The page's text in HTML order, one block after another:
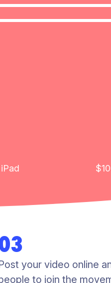
iPad
your video online
to join the